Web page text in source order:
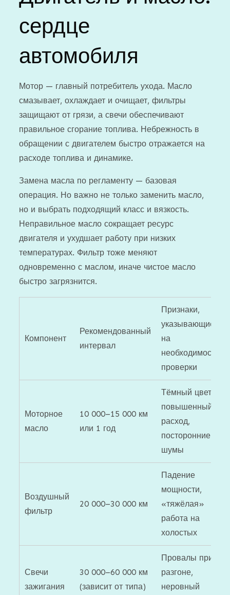
сердце
автомобиля
Мотор — главный потребитель ухода. Масло
смазывает, охлаждает и очищает, фильтры
защищают от грязи, а свечи обеспечивают
правильное сгорание топлива. Небрежность в
обращении с двигателем быстро отражается на
расходе топлива и динамике.
Замена масла по регламенту — базовая
операция. Но важно не только заменить масло,
но и выбрать подходящий класс и вязкость.
Неправильное масло сокращает ресурс
двигателя и ухудшает работу при низких
температурах. Фильтр тоже меняют
одновременно с маслом, иначе чистое масло
быстро загрязнится.
Компонент
Рекомендованный
интервал
Признаки,
указывающие
на
необходимость
проверки
Моторное
масло
10 000–15 000 км
или 1 год
Тёмный цвет,
повышенный
расход,
посторонние
шумы
Воздушный
фильтр
20 000–30 000 км
Падение
мощности,
«тяжёлая»
работа на
холостых
Свечи
зажигания
30 000–60 000 км
(зависит от типа)
Провалы при
разгоне,
неровный